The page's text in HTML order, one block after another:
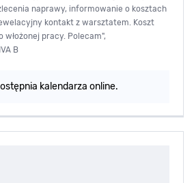
naprawy, informowanie o kosztach
kontakt z warsztatem. Koszt
pracy. Polecam",
B
kalendarza online.